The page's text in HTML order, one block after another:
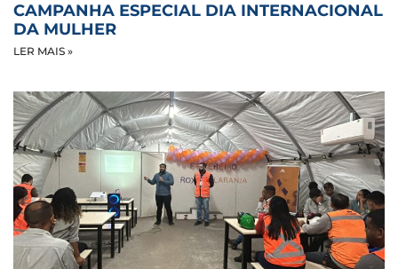
CAMPANHA ESPECIAL DIA INTERNACIONAL
DA MULHER
LER MAIS »